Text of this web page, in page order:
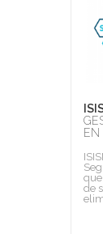
EN
de